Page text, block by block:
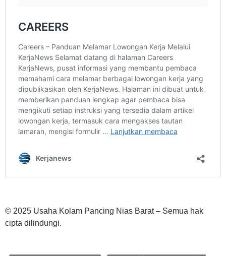
© 2025 Usaha Kolam Pancing Nias Barat – Semua hak
cipta dilindungi.